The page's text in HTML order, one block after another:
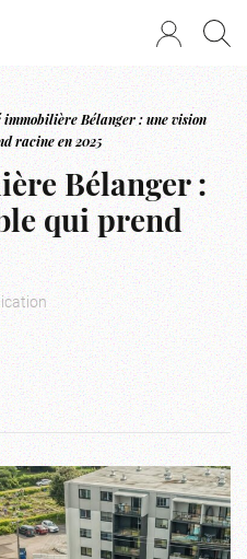
immobilière Bélanger : une vision
racine en 2025
Bélanger :
qui prend